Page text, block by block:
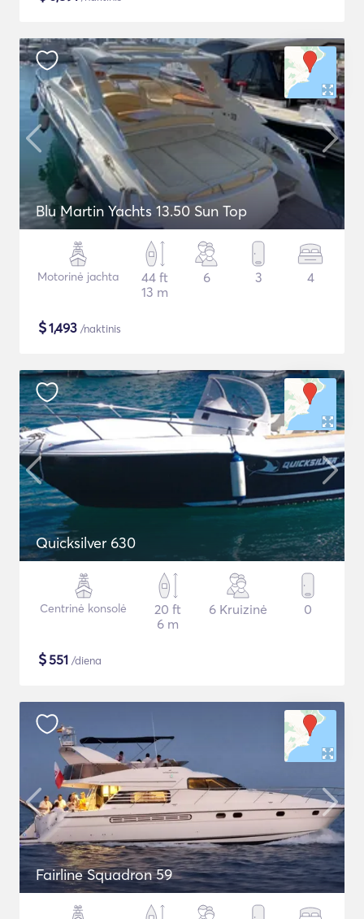
Blu Martin Yachts 13.50 Sun Top
Motorinė jachta
44 ft
13 m
6 3 4
$1,493 /naktinis
Quicksilver 630
Centrinė konsolė
20 ft
6 m
6 Kruizinė 0
$551 /diena
Fairline Squadron 59